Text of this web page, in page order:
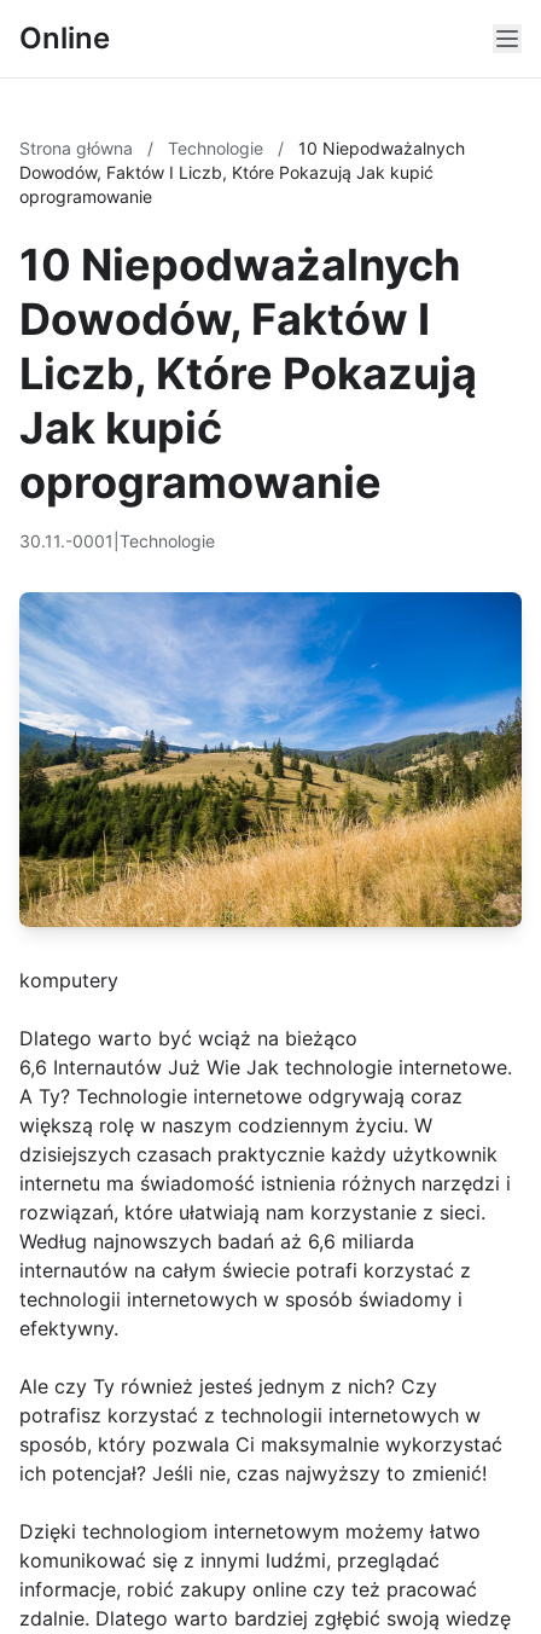
Online
Strona główna / Technologie /
10 Niepodważalnych
Dowodów, Faktów I Liczb, Które Pokazują Jak kupić
oprogramowanie
10 Niepodważalnych
Dowodów, Faktów I
Liczb, Które Pokazują
Jak kupić
oprogramowanie
30.11.-0001 Technologie
komputery
Dlatego warto być wciąż na bieżąco
6,6 Internautów Już Wie Jak technologie internetowe.
A Ty? Technologie internetowe odgrywają coraz
większą rolę w naszym codziennym życiu. W
dzisiejszych czasach praktycznie każdy użytkownik
internetu ma świadomość istnienia różnych narzędzi i
rozwiązań, które ułatwiają nam korzystanie z sieci.
Według najnowszych badań aż 6,6 miliarda
internautów na całym świecie potrafi korzystać z
technologii internetowych w sposób świadomy i
efektywny.
Ale czy Ty również jesteś jednym z nich? Czy
potrafisz korzystać z technologii internetowych w
sposób, który pozwala Ci maksymalnie wykorzystać
ich potencjał? Jeśli nie, czas najwyższy to zmienić!
Dzięki technologiom internetowym możemy łatwo
komunikować się z innymi ludźmi, przeglądać
informacje, robić zakupy online czy też pracować
zdalnie. Dlatego warto bardziej zgłębić swoją wiedzę